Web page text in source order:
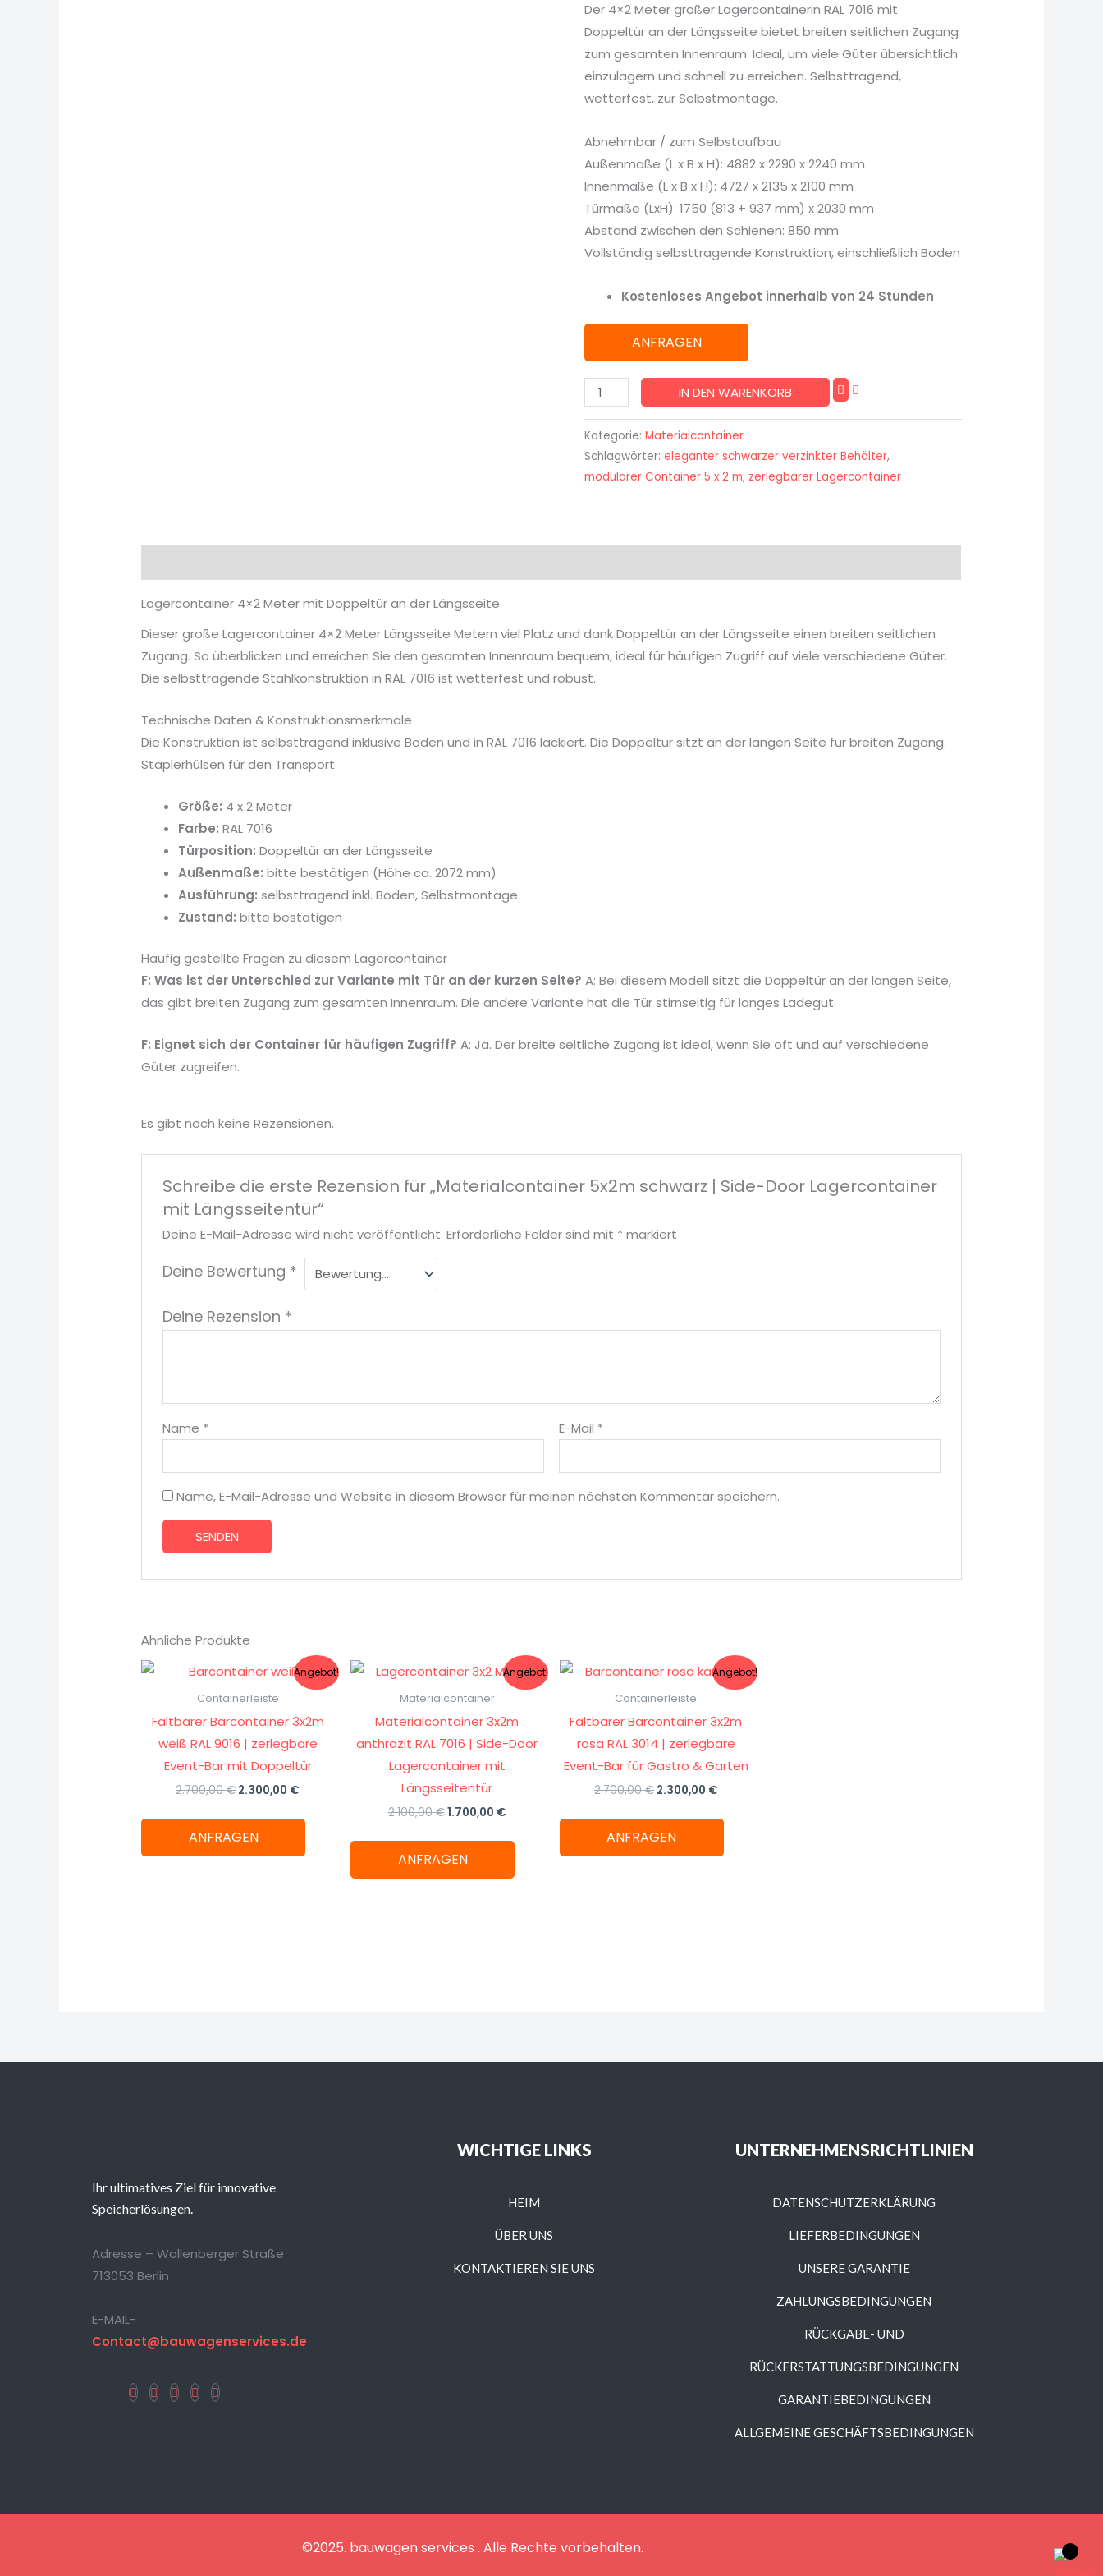
Der 4×2 Meter großer Lagercontainerin RAL 7016 mit
Doppeltür an der Längsseite bietet breiten seitlichen Zugang
zum gesamten Innenraum. Ideal, um viele Güter übersichtlich
einzulagern und schnell zu erreichen. Selbsttragend,
wetterfest, zur Selbstmontage.
Abnehmbar / zum Selbstaufbau
Außenmaße (L x B x H): 4882 x 2290 x 2240 mm
Innenmaße (L x B x H): 4727 x 2135 x 2100 mm
Türmaße (LxH): 1750 (813 + 937 mm) x 2030 mm
Abstand zwischen den Schienen: 850 mm
Vollständig selbsttragende Konstruktion, einschließlich Boden
Kostenloses Angebot innerhalb von 24 Stunden
ANFRAGEN
Längsseitentür
Menge
IN DEN WARENKORB
Kategorie: Materialcontainer
Schlagwörter: eleganter schwarzer verzinkter Behälter,
modularer Container 5 x 2 m, zerlegbarer Lagercontainer
Lagercontainer 4×2 Meter mit Doppeltür an der Längsseite
Dieser große Lagercontainer 4×2 Meter Längsseite Metern viel Platz und dank Doppeltür an der Längsseite einen breiten seitlichen
Zugang. So überblicken und erreichen Sie den gesamten Innenraum bequem, ideal für häufigen Zugriff auf viele verschiedene Güter.
Die selbsttragende Stahlkonstruktion in RAL 7016 ist wetterfest und robust.
Technische Daten & Konstruktionsmerkmale
Die Konstruktion ist selbsttragend inklusive Boden und in RAL 7016 lackiert. Die Doppeltür sitzt an der langen Seite für breiten Zugang.
Staplerhülsen für den Transport.
Größe: 4 x 2 Meter
Farbe: RAL 7016
Türposition: Doppeltür an der Längsseite
Außenmaße: bitte bestätigen (Höhe ca. 2072 mm)
Ausführung: selbsttragend inkl. Boden, Selbstmontage
Zustand: bitte bestätigen
Häufig gestellte Fragen zu diesem Lagercontainer
F: Was ist der Unterschied zur Variante mit Tür an der kurzen Seite? A: Bei diesem Modell sitzt die Doppeltür an der langen Seite,
das gibt breiten Zugang zum gesamten Innenraum. Die andere Variante hat die Tür stirnseitig für langes Ladegut.
F: Eignet sich der Container für häufigen Zugriff? A: Ja. Der breite seitliche Zugang ist ideal, wenn Sie oft und auf verschiedene
Güter zugreifen.
Es gibt noch keine Rezensionen.
Schreibe die erste Rezension für „Materialcontainer 5x2m schwarz | Side-Door Lagercontainer
mit Längsseitentür“
Deine E-Mail-Adresse wird nicht veröffentlicht. Erforderliche Felder sind mit * markiert
Deine Bewertung *
Deine Rezension *
Name * E-Mail *
Name, E-Mail-Adresse und Website in diesem Browser für meinen nächsten Kommentar speichern.
Ähnliche Produkte
Angebot!
Containerleiste
Faltbarer Barcontainer 3x2m
weiß RAL 9016 | zerlegbare
Event-Bar mit Doppeltür
2.700,00€
Ursprünglicher
Preis
war:
2.300,00 €
Aktueller
Preis
ist:
ANFRAGEN
Angebot!
Materialcontainer
Materialcontainer 3x2m
anthrazit RAL 7016 | Side-Door
Lagercontainer mit
Längsseitentür
2.100,00€
Ursprünglicher
Preis
war:
1.700,00 €
Aktueller
Preis
ist:
ANFRAGEN
Angebot!
Containerleiste
Faltbarer Barcontainer 3x2m
rosa RAL 3014 | zerlegbare
Event-Bar für Gastro & Garten
2.700,00€
Ursprünglicher
Preis
war:
2.300,00 €
Aktueller
Preis
ist:
ANFRAGEN
Ihr ultimatives Ziel für innovative
Speicherlösungen.
Adresse – Wollenberger Straße
713053 Berlin
E-MAIL-
Contact@bauwagenservices.de
WICHTIGE LINKS
HEIM
ÜBER UNS
KONTAKTIEREN SIE UNS
UNTERNEHMENSRICHTLINIEN
DATENSCHUTZERKLÄRUNG
LIEFERBEDINGUNGEN
UNSERE GARANTIE
ZAHLUNGSBEDINGUNGEN
RÜCKGABE- UND
RÜCKERSTATTUNGSBEDINGUNGEN
GARANTIEBEDINGUNGEN
ALLGEMEINE GESCHÄFTSBEDINGUNGEN
©2025. bauwagen services . Alle Rechte vorbehalten.